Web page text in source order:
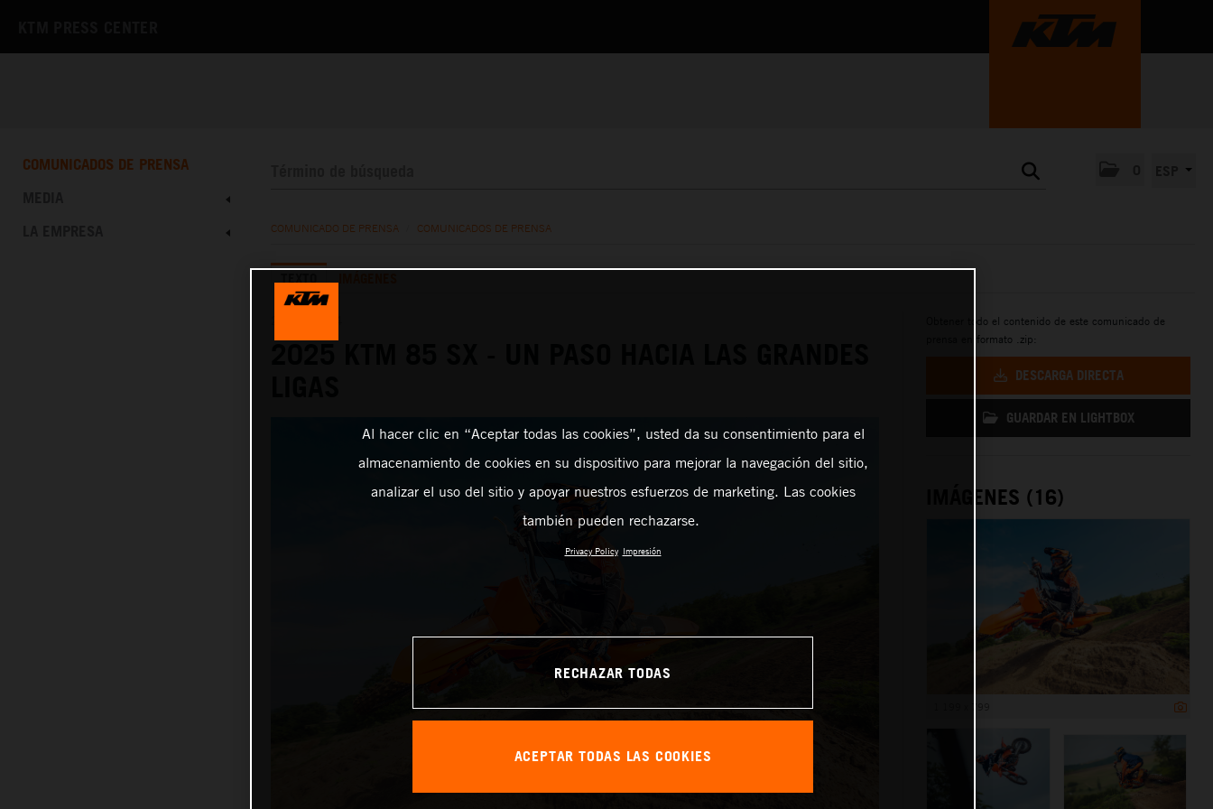
COMUNICADOS DE PRENSA
COMUNICADO DE PRENSA COMUNICADOS DE PRENSA
TEXTO
Obtener todo el contenido de este comunicado de
prensa en formato .zip:
DESCARGA DIRECTA
GUARDAR EN LIGHTBOX
IMÁGENES (16)
Al hacer clic en “Aceptar todas las cookies”, usted da su consentimiento para el
almacenamiento de cookies en su dispositivo para mejorar la navegación del sitio,
analizar el uso del sitio y apoyar nuestros esfuerzos de marketing. Las cookies
también pueden rechazarse.
Privacy Policy Impresión
RECHAZAR TODAS
ACEPTAR TODAS LAS COOKIES